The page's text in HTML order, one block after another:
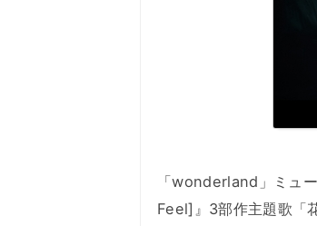
「wonderland」ミュ
Feel]』3部作主題歌「